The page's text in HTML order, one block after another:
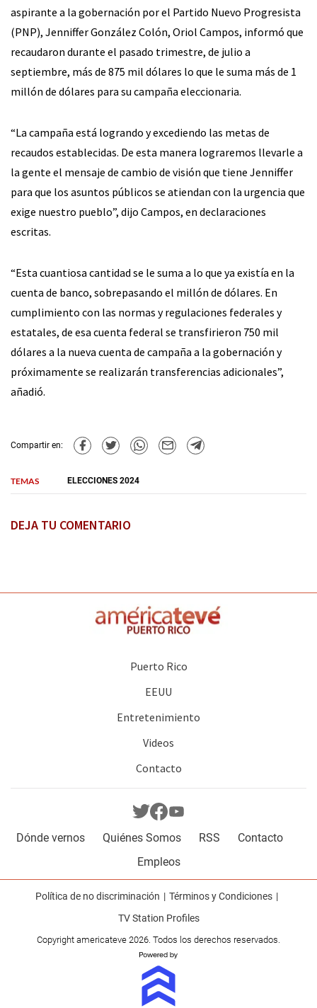
aspirante a la gobernación por el Partido Nuevo Progresista
(PNP), Jenniffer González Colón, Oriol Campos, informó que
recaudaron durante el pasado trimestre, de julio a
septiembre, más de 875 mil dólares lo que le suma más de 1
millón de dólares para su campaña eleccionaria.
“La campaña está logrando y excediendo las metas de
recaudos establecidas. De esta manera lograremos llevarle a
la gente el mensaje de cambio de visión que tiene Jenniffer
para que los asuntos públicos se atiendan con la urgencia que
exige nuestro pueblo”, dijo Campos, en declaraciones
escritas.
“Esta cuantiosa cantidad se le suma a lo que ya existía en la
cuenta de banco, sobrepasando el millón de dólares. En
cumplimiento con las normas y regulaciones federales y
estatales, de esa cuenta federal se transfirieron 750 mil
dólares a la nueva cuenta de campaña a la gobernación y
próximamente se realizarán transferencias adicionales”,
añadió.
Compartir en:
TEMAS ELECCIONES 2024
DEJA TU COMENTARIO
Puerto Rico
EEUU
Entretenimiento
Videos
Contacto
Dónde vernos Quiénes Somos RSS
Contacto
Empleos
Política de no discriminación
Términos y Condiciones
TV Station Profiles
Copyright americateve 2026. Todos los derechos reservados.